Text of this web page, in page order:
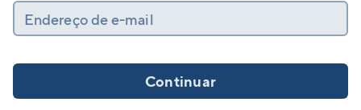
Endereço de e-mail
Continuar